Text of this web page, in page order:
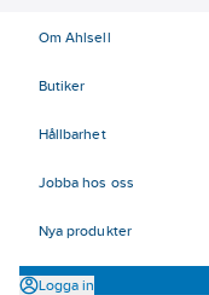
Om Ahlsell
Butiker
Hållbarhet
Jobba hos oss
Nya produkter
Logga in